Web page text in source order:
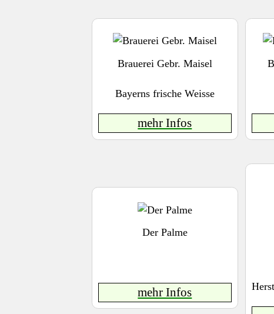
Brauerei Gebr. Maisel
Bayerns frische Weisse
mehr Infos
Der Palme
mehr Infos